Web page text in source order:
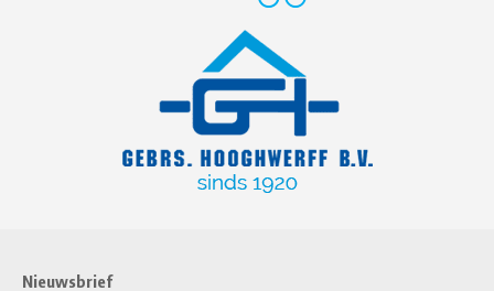
Nieuwsbrief